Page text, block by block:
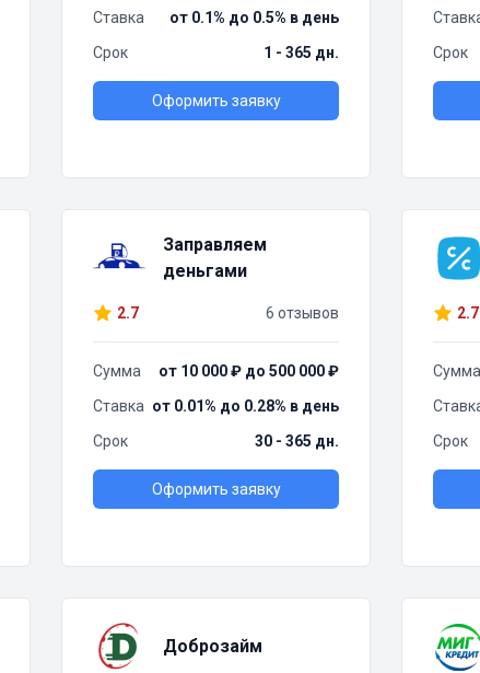
Ставка
от 0.1% до 0.5% в день
Срок
1 - 365 дн.
Оформить заявку
Срок
Заправляем
деньгами
2.7 6 отзывов
Сумма
от 10 000 ₽ до 500 000 ₽
Ставка от 0.01% до 0.28% в день
Срок
30 - 365 дн.
Оформить заявку
2.7
Сумма
Срок
Доброзайм